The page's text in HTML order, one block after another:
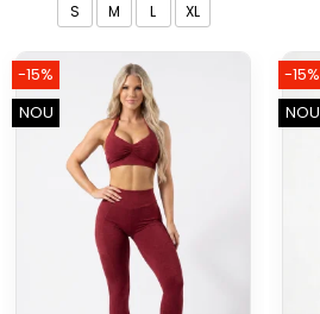
S M L XL
-15%
NOU
-15%
NOU